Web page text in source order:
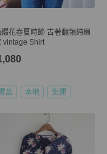
花春夏時節 古著翻領純棉
vintage Shirt
品 本地 免運